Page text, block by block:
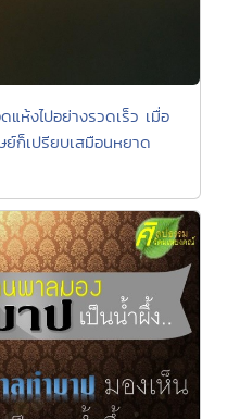
ห้งไปอย่างรวดเร็ว เมื่อ
ก็เปรียบเสมือนหยาด